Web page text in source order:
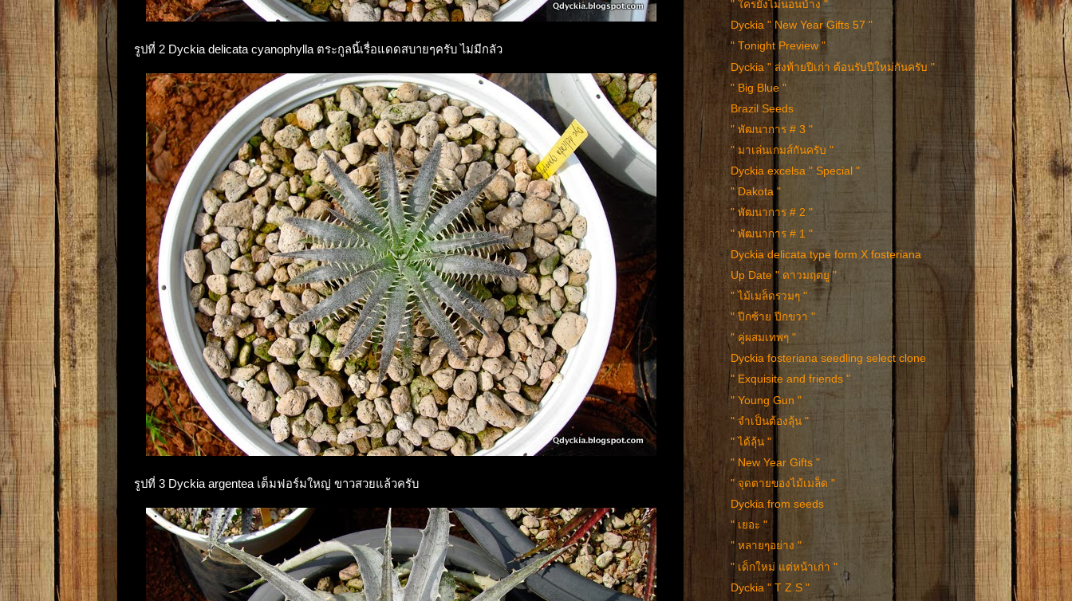
รูปที่ 2 Dyckia delicata cyanophylla ตระกูลนี้เรื่อแดดสบายๆครับ ไม่มีกลัว
รูปที่ 3 Dyckia argentea เต็มฟอร์มใหญ่ ขาวสวยแล้วครับ
" ใครยังไม่นอนบ้าง "
Dyckia " New Year Gifts 57 "
" Tonight Preview "
Dyckia " ส่งท้ายปีเก่า ต้อนรับปีใหม่กันครับ "
" Big Blue "
Brazil Seeds
" พัฒนาการ # 3 "
" มาเล่นเกมส์กันครับ "
Dyckia excelsa " Special "
" Dakota "
" พัฒนาการ # 2 "
" พัฒนาการ # 1 "
Dyckia delicata type form X fosteriana
Up Date " ดาวมฤตยู "
" ไม้เมล็ดรวมๆ "
" ปีกซ้าย ปีกขวา "
" คู่ผสมเทพๆ "
Dyckia fosteriana seedling select clone
" Exquisite and friends "
" Young Gun "
" จำเป็นต้องลุ้น "
" ได้ลุ้น "
" New Year Gifts "
" จุดตายของไม้เมล็ด "
Dyckia from seeds
" เยอะ "
" หลายๆอย่าง "
" เด็กใหม่ แต่หน้าเก่า "
Dyckia " T Z S "